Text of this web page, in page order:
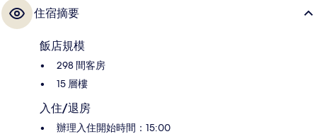
住宿摘要
飯店規模
298 間客房
15 層樓
入住/退房
辦理入住開始時間：15:00